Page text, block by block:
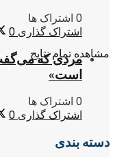
مشاهده تمام نتایج
0 اشتراک ها
اشتراک گذاری 0
مردی که
است»
0 اشتراک ها
اشتراک گذاری 0
دسته بندی